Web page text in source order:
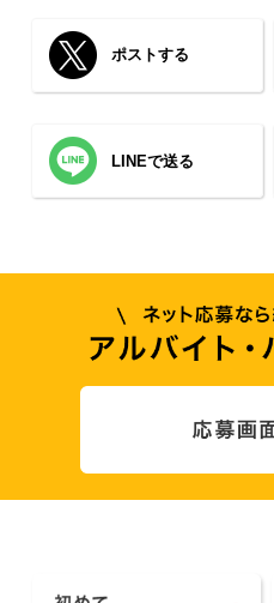
ポストする
LINEで送る